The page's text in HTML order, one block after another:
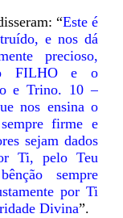
“Este é
e nos dá
precioso,
o FILHO e o
e Trino. 10 –
nos ensina o
firme e
sejam dados
Ti, pelo Teu
sempre
por Ti
Divina”.